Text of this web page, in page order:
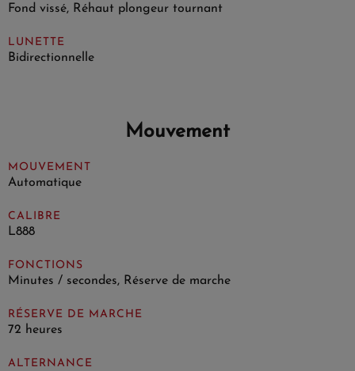
Fond vissé, Réhaut plongeur tournant
LUNETTE
Bidirectionnelle
Mouvement
MOUVEMENT
Automatique
CALIBRE
L888
FONCTIONS
Minutes / secondes, Réserve de marche
RÉSERVE DE MARCHE
72 heures
ALTERNANCE